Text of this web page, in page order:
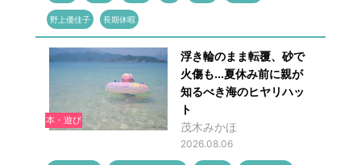
野上優佳子 長期休暇
本・遊び
浮き輪のまま転覆、砂で
火傷も...夏休み前に親が
知るべき海のヒヤリハッ
ト
茂木みかほ
2026.08.06